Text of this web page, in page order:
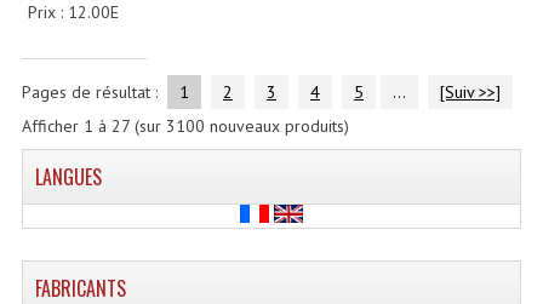
CRÉER UN COMPTE
Prix : 12.00E
Pages de résultat : 1 2 3 4 5 ...
[Suiv >>]
Afficher 1 à 27(sur 3100 nouveaux produits)
LANGUES
FABRICANTS